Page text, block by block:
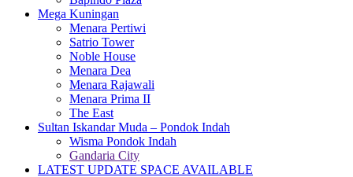
Mega Kuningan
Menara Pertiwi
Satrio Tower
Noble House
Menara Dea
Menara Rajawali
Menara Prima II
The East
Sultan Iskandar Muda – Pondok Indah
Wisma Pondok Indah
Gandaria City
LATEST UPDATE SPACE AVAILABLE